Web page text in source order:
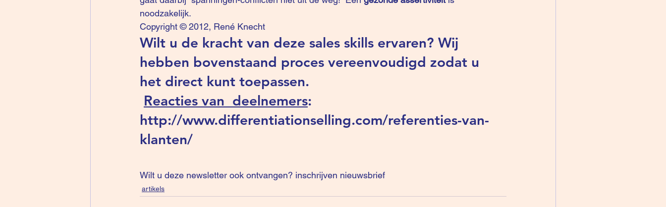
noodzakelijk.
Copyright © 2012, René Knecht
Wilt u de kracht van deze sales skills ervaren? Wij
hebben bovenstaand proces vereenvoudigd zodat u
het direct kunt toepassen.
Reacties van  deelnemers:
http://www.differentiationselling.com/referenties-van-
klanten/
Wilt u deze newsletter ook ontvangen? inschrijven nieuwsbrief
artikels